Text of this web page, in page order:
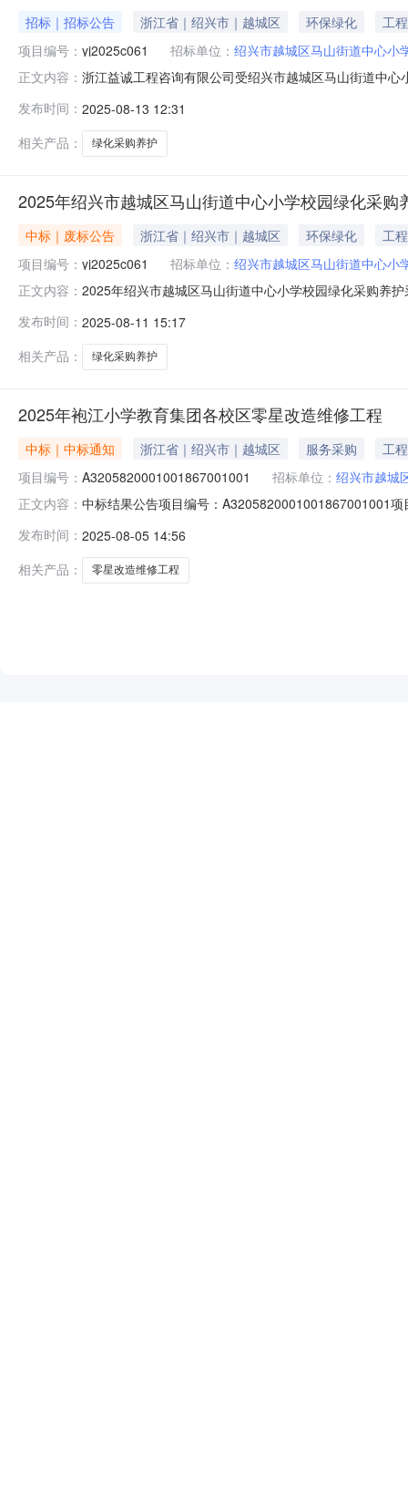
招标｜招标公告 浙江省｜绍兴市｜越城区 环保绿化
工程
项目编号： yj2025c061 招标单位： 绍兴市越城区马山街道中心小
正文内容： 浙江益诚工程咨询有限公司受绍兴市越城区马山街道中
年绍兴市越城区马山街道中心小学校园绿化采购养护采
供应商资格规定；2.本项
发布时间： 2025-08-13 12:31
相关产品：
绿化采购养护
2025年绍兴市越城区马山街道中心小学校园绿化采购
中标｜废标公告 浙江省｜绍兴市｜越城区 环保绿化
工程
项目编号： yj2025c061 招标单位： 绍兴市越城区马山街道中心小
正文内容： 2025年绍兴市越城区马山街道中心小学校园绿化采购养
发布时间： 2025-08-11 15:17
相关产品：
绿化采购养护
2025年袍江小学教育集团各校区零星改造维修工程
中标｜中标通知 浙江省｜绍兴市｜越城区 服务采购
工程
项目编号： A3205820001001867001001 招标单位： 绍兴市越城
正文内容： 中标结果公告项目编号：A3205820001001867001001
改造维修工程浙江坦晟建设有限公司张江杜
发布时间： 2025-08-05 14:56
相关产品：
零星改造维修工程